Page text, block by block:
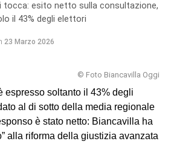
tocca: esito netto sulla consultazione,
il 43% degli elettori
23 Marzo 2026
© Foto Biancavilla Oggi
espresso soltanto il 43% degli
al di sotto della media regionale
è stato netto: Biancavilla ha
alla riforma della giustizia avanzata